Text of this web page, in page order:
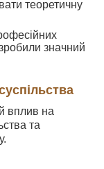
теоретичну
значний
вплив на
та